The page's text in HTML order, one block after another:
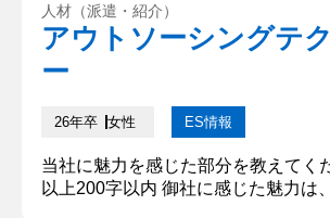
人材（派遣・紹介）
アウトソーシングテ
ー
26年卒 女性 ES情報
当社に魅力を感じた部分を教えてく
以上200字以内 御社に感じた魅力は